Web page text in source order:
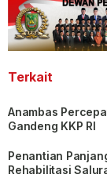
Terkait
Anambas
Gandeng KKP RI
Penantian
Rehabilitasi